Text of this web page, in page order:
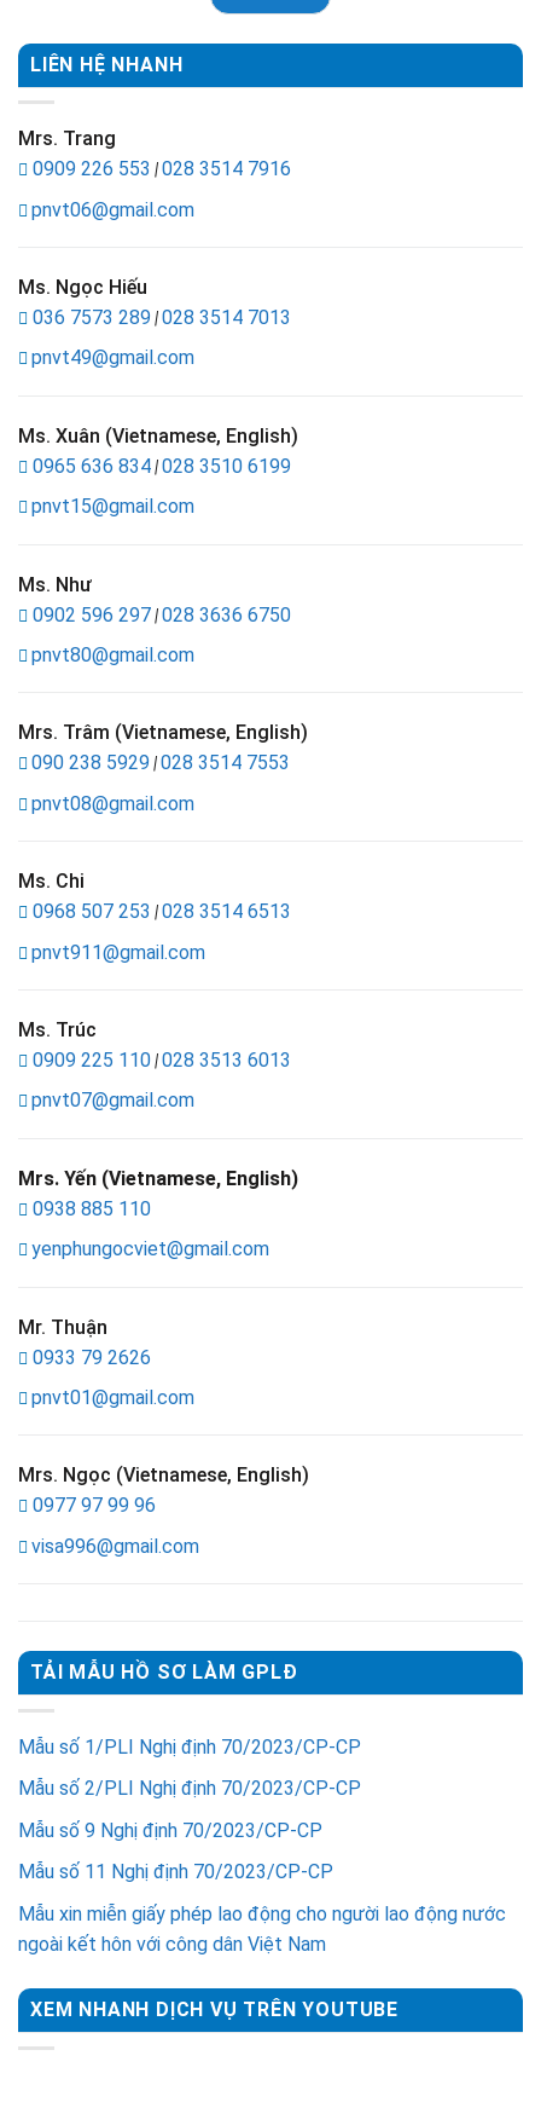
LIÊN HỆ NHANH
Mrs. Trang
0909 226 553 |028 3514 7916
pnvt06@gmail.com
Ms. Ngọc Hiếu
036 7573 289 |028 3514 7013
pnvt49@gmail.com
Ms. Xuân (Vietnamese, English)
0965 636 834|028 3510 6199
pnvt15@gmail.com
Ms. Như
0902 596 297|028 3636 6750
pnvt80@gmail.com
Mrs. Trâm (Vietnamese, English)
090 238 5929 |028 3514 7553
pnvt08@gmail.com
Ms. Chi
0968 507 253 |028 3514 6513
pnvt911@gmail.com
Ms. Trúc
0909 225 110|028 3513 6013
pnvt07@gmail.com
Mrs. Yến (Vietnamese, English)
0938 885 110
yenphungocviet@gmail.com
Mr. Thuận
0933 79 2626
pnvt01@gmail.com
Mrs. Ngọc (Vietnamese, English)
0977 97 99 96
visa996@gmail.com
TẢI MẪU HỒ SƠ LÀM GPLĐ
Mẫu số 1/PLI Nghị định 70/2023/CP-CP
Mẫu số 2/PLI Nghị định 70/2023/CP-CP
Mẫu số 9 Nghị định 70/2023/CP-CP
Mẫu số 11 Nghị định 70/2023/CP-CP
Mẫu xin miễn giấy phép lao động cho người lao động nước
ngoài kết hôn với công dân Việt Nam
XEM NHANH DỊCH VỤ TRÊN YOUTUBE